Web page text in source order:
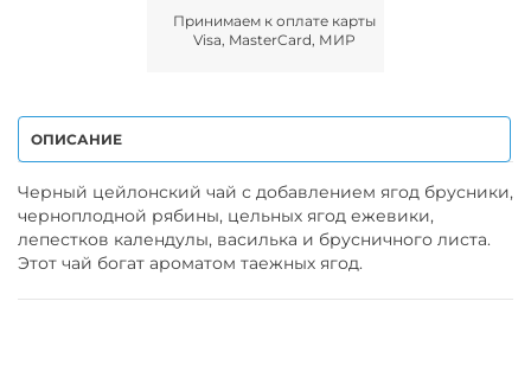
Принимаем к оплате карты
Visa, MasterCard, МИР
ОПИСАНИЕ
Черный цейлонский чай с добавлением ягод брусники,
черноплодной рябины, цельных ягод ежевики,
лепестков календулы, василька и брусничного листа.
Этот чай богат ароматом таежных ягод.